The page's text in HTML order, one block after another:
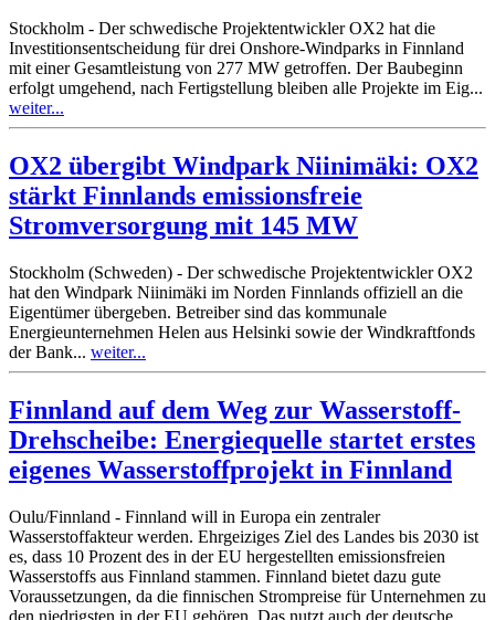
Stockholm - Der schwedische Projektentwickler OX2 hat die
Investitionsentscheidung für drei Onshore-Windparks in Finnland
mit einer Gesamtleistung von 277 MW getroffen. Der Baubeginn
erfolgt umgehend, nach Fertigstellung bleiben alle Projekte im Eig...
weiter...
OX2 übergibt Windpark Niinimäki: OX2
stärkt Finnlands emissionsfreie
Stromversorgung mit 145 MW
Stockholm (Schweden) - Der schwedische Projektentwickler OX2
hat den Windpark Niinimäki im Norden Finnlands offiziell an die
Eigentümer übergeben. Betreiber sind das kommunale
Energieunternehmen Helen aus Helsinki sowie der Windkraftfonds
der Bank... weiter...
Finnland auf dem Weg zur Wasserstoff-
Drehscheibe: Energiequelle startet erstes
eigenes Wasserstoffprojekt in Finnland
Oulu/Finnland - Finnland will in Europa ein zentraler
Wasserstoffakteur werden. Ehrgeiziges Ziel des Landes bis 2030 ist
es, dass 10 Prozent des in der EU hergestellten emissionsfreien
Wasserstoffs aus Finnland stammen. Finnland bietet dazu gute
Voraussetzungen, da die finnischen Strompreise für Unternehmen zu
den niedrigsten in der EU gehören. Das nutzt auch der deutsche